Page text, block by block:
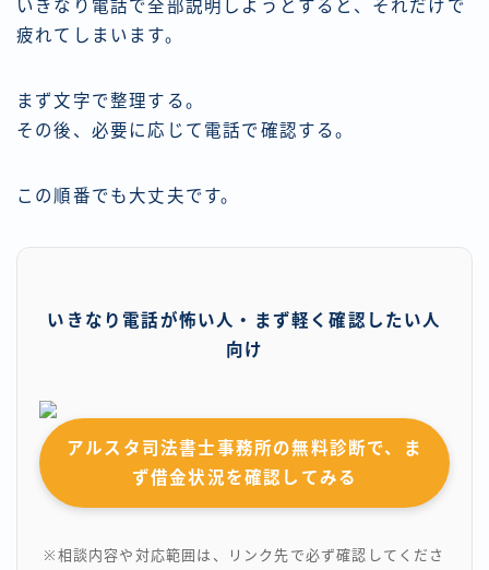
いきなり電話で全部説明しようとすると、それだけで
疲れてしまいます。
まず文字で整理する。
その後、必要に応じて電話で確認する。
この順番でも大丈夫です。
いきなり電話が怖い人・まず軽く確認したい人
向け
アルスタ司法書士事務所の無料診断で、ま
ず借金状況を確認してみる
※相談内容や対応範囲は、リンク先で必ず確認してくださ